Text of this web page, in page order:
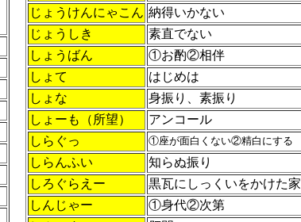
じょうけんにゃこん 納得いかない
じょうしき
素直でない
しょうばん
①お酌②相伴
しょて
はじめは
しょな
身振り、素振り
しょーも（所望）
アンコール
しらぐっ
①座が面白くない②精白にする
しらんふい
知らぬ振り
しろぐらえー
黒瓦にしっくいをかけた家
しんじゃー
①身代②次第